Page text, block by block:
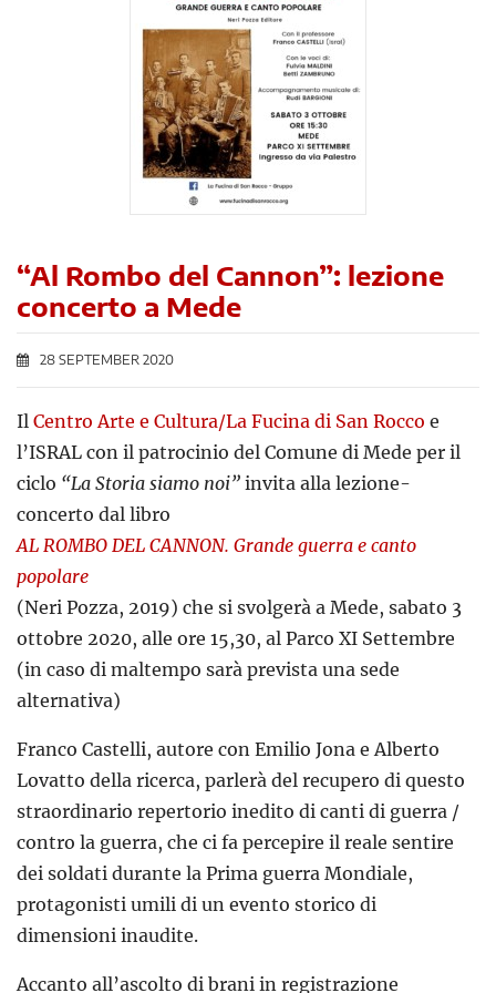
“Al Rombo del Cannon”: lezione
concerto a Mede
28 SEPTEMBER 2020
Il Centro Arte e Cultura/La Fucina di San Rocco e
l’ISRAL con il patrocinio del Comune di Mede per il
ciclo “La Storia siamo noi” invita alla lezione-
concerto dal libro
AL ROMBO DEL CANNON. Grande guerra e canto
popolare
(Neri Pozza, 2019) che si svolgerà a Mede, sabato 3
ottobre 2020, alle ore 15,30, al Parco XI Settembre
(in caso di maltempo sarà prevista una sede
alternativa)
Franco Castelli, autore con Emilio Jona e Alberto
Lovatto della ricerca, parlerà del recupero di questo
straordinario repertorio inedito di canti di guerra /
contro la guerra, che ci fa percepire il reale sentire
dei soldati durante la Prima guerra Mondiale,
protagonisti umili di un evento storico di
dimensioni inaudite.
Accanto all’ascolto di brani in registrazione